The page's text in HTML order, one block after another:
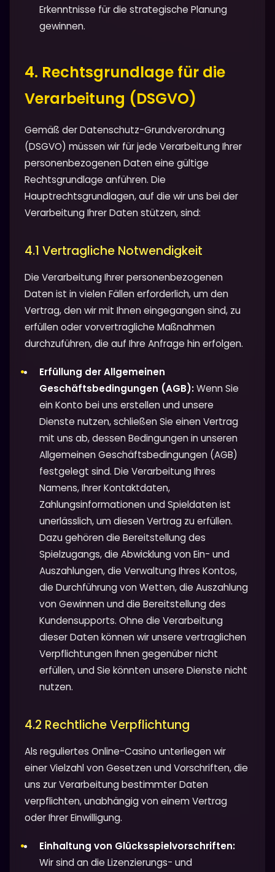
Erkenntnisse für die strategische Planung
gewinnen.
4. Rechtsgrundlage für die
Verarbeitung (DSGVO)
Gemäß der Datenschutz-Grundverordnung
(DSGVO) müssen wir für jede Verarbeitung Ihrer
personenbezogenen Daten eine gültige
Rechtsgrundlage anführen. Die
Hauptrechtsgrundlagen, auf die wir uns bei der
Verarbeitung Ihrer Daten stützen, sind:
4.1 Vertragliche Notwendigkeit
Die Verarbeitung Ihrer personenbezogenen
Daten ist in vielen Fällen erforderlich, um den
Vertrag, den wir mit Ihnen eingegangen sind, zu
erfüllen oder vorvertragliche Maßnahmen
durchzuführen, die auf Ihre Anfrage hin erfolgen.
Erfüllung der Allgemeinen
Geschäftsbedingungen (AGB):Wenn Sie
ein Konto bei uns erstellen und unsere
Dienste nutzen, schließen Sie einen Vertrag
mit uns ab, dessen Bedingungen in unseren
Allgemeinen Geschäftsbedingungen (AGB)
festgelegt sind. Die Verarbeitung Ihres
Namens, Ihrer Kontaktdaten,
Zahlungsinformationen und Spieldaten ist
unerlässlich, um diesen Vertrag zu erfüllen.
Dazu gehören die Bereitstellung des
Spielzugangs, die Abwicklung von Ein- und
Auszahlungen, die Verwaltung Ihres Kontos,
die Durchführung von Wetten, die Auszahlung
von Gewinnen und die Bereitstellung des
Kundensupports. Ohne die Verarbeitung
dieser Daten können wir unsere vertraglichen
Verpflichtungen Ihnen gegenüber nicht
erfüllen, und Sie könnten unsere Dienste nicht
nutzen.
4.2 Rechtliche Verpflichtung
Als reguliertes Online-Casino unterliegen wir
einer Vielzahl von Gesetzen und Vorschriften, die
uns zur Verarbeitung bestimmter Daten
verpflichten, unabhängig von einem Vertrag
oder Ihrer Einwilligung.
Einhaltung von Glücksspielvorschriften:
Wir sind an die Lizenzierungs- und